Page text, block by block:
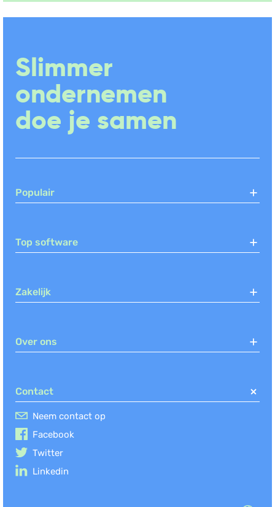
Slimmer
ondernemen
doe je samen
Populair
Top software
Zakelijk
Over ons
Contact
Neem contact op
Facebook
Twitter
Linkedin